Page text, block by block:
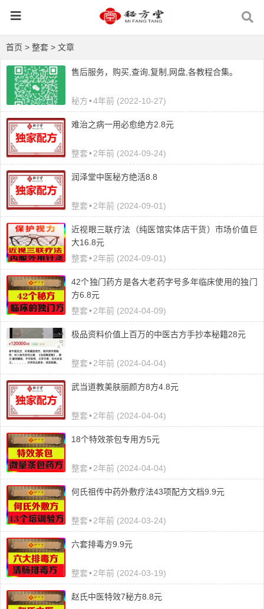
首页 > 整套 > 文章
售后服务，购买,查询,复制,网盘,各教程合集。
秘方•4年前 (2022-10-27)
难治之病一用必愈绝方2.8元
整套•2年前 (2024-09-24)
润泽堂中医秘方绝活8.8
整套•2年前 (2024-09-01)
近视眼三联疗法（纯医馆实体店干货）市场价值巨
大16.8元
整套•2年前 (2024-09-01)
42个独门药方是各大老药字号多年临床使用的独门
方6.8元
整套•2年前 (2024-04-09)
极品资料价值上百万的中医古方手抄本秘籍28元
整套•2年前 (2024-04-04)
武当道教美肤丽颜方8方4.8元
整套•2年前 (2024-04-04)
18个特效茶包专用方5元
整套•2年前 (2024-04-04)
何氏祖传中药外敷疗法43项配方文档9.9元
整套•2年前 (2024-03-24)
六套排毒方9.9元
整套•2年前 (2024-03-19)
​赵氏中医特效7秘方8.8元